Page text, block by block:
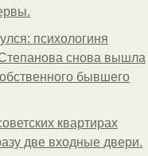
психологиня
снова вышла
бывшего
квартирах
две входные двери.